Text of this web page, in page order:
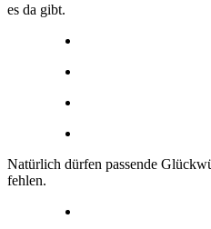
es da gibt.
Natürlich dürfen passende
fehlen.